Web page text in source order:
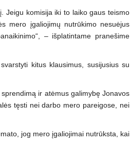
Jeigu komisija iki to laiko gaus teismo
mero įgaliojimų nutrūkimo nesuėjus
– išplatintame pranešime
kitus klausimus, susijusius su
ir atėmus galimybę Jonavos
tęsti nei darbo mero pareigose, nei
jog mero įgaliojimai nutrūksta, kai